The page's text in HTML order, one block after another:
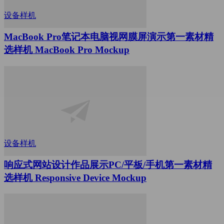
设备样机
MacBook Pro笔记本电脑视网膜屏演示第一素材精
选样机 MacBook Pro Mockup
设备样机
响应式网站设计作品展示PC/平板/手机第一素材精
选样机 Responsive Device Mockup